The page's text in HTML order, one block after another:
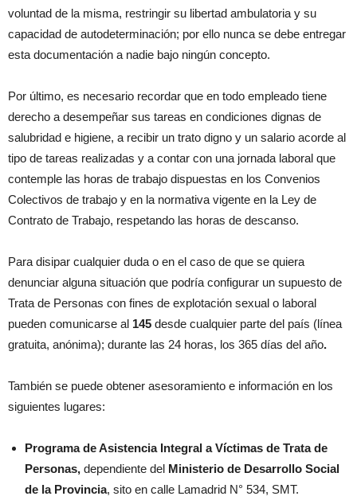
voluntad de la misma, restringir su libertad ambulatoria y su
capacidad de autodeterminación; por ello nunca se debe entregar
esta documentación a nadie bajo ningún concepto.
Por último, es necesario recordar que en todo empleado tiene
derecho a desempeñar sus tareas en condiciones dignas de
salubridad e higiene, a recibir un trato digno y un salario acorde al
tipo de tareas realizadas y a contar con una jornada laboral que
contemple las horas de trabajo dispuestas en los Convenios
Colectivos de trabajo y en la normativa vigente en la Ley de
Contrato de Trabajo, respetando las horas de descanso.
Para disipar cualquier duda o en el caso de que se quiera
denunciar alguna situación que podría configurar un supuesto de
Trata de Personas con fines de explotación sexual o laboral
pueden comunicarse al 145 desde cualquier parte del país (línea
gratuita, anónima); durante las 24 horas, los 365 días del año.
También se puede obtener asesoramiento e información en los
siguientes lugares:
Programa de Asistencia Integral a Víctimas de Trata de
Personas, dependiente del Ministerio de Desarrollo Social
de la Provincia, sito en calle Lamadrid N° 534, SMT.